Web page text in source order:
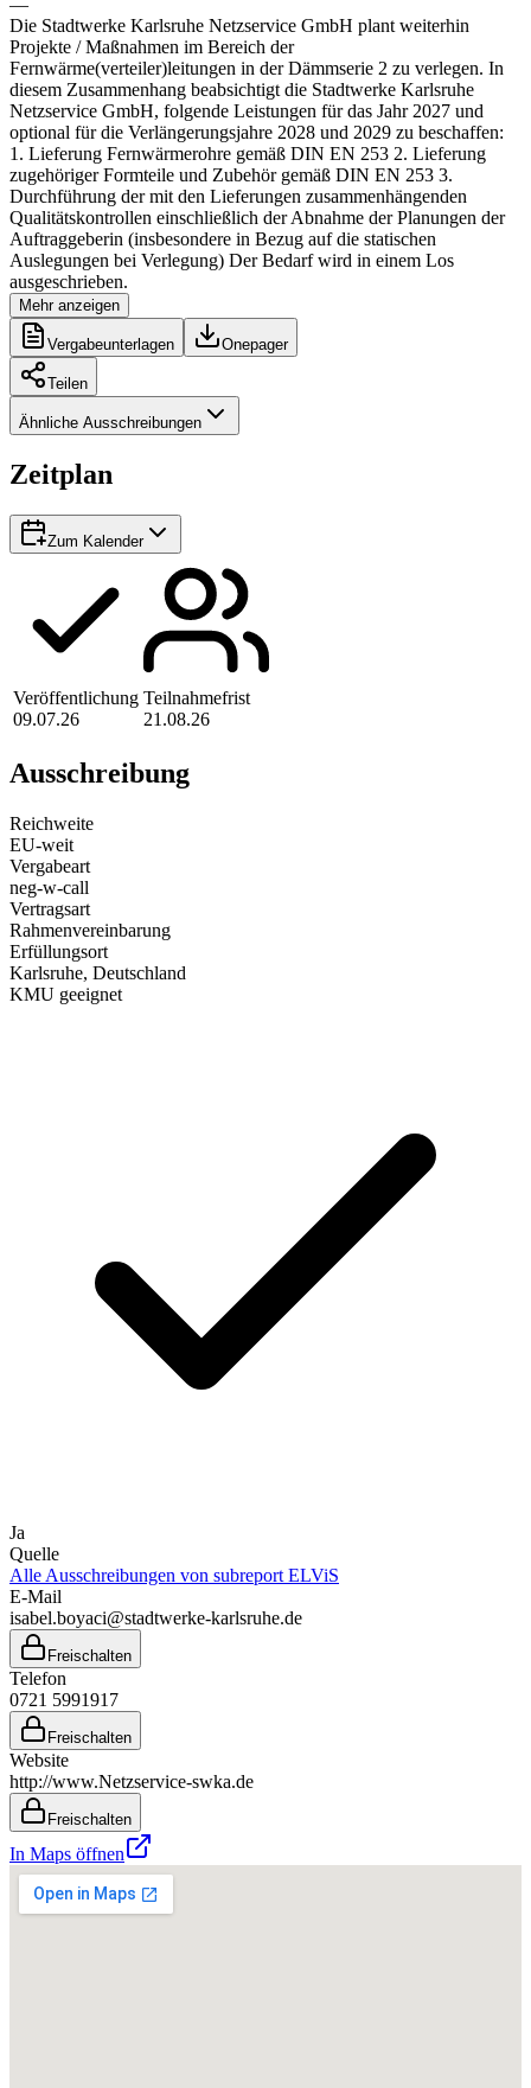
—
Die Stadtwerke Karlsruhe Netzservice GmbH plant weiterhin
Projekte / Maßnahmen im Bereich der
Fernwärme(verteiler)leitungen in der Dämmserie 2 zu verlegen. In
diesem Zusammenhang beabsichtigt die Stadtwerke Karlsruhe
Netzservice GmbH, folgende Leistungen für das Jahr 2027 und
optional für die Verlängerungsjahre 2028 und 2029 zu beschaffen:
1. Lieferung Fernwärmerohre gemäß DIN EN 253 2. Lieferung
zugehöriger Formteile und Zubehör gemäß DIN EN 253 3.
Durchführung der mit den Lieferungen zusammenhängenden
Qualitätskontrollen einschließlich der Abnahme der Planungen der
Auftraggeberin (insbesondere in Bezug auf die statischen
Auslegungen bei Verlegung) Der Bedarf wird in einem Los
ausgeschrieben.
Mehr anzeigen
Vergabeunterlagen Onepager
Teilen
Ähnliche Ausschreibungen
Zeitplan
Zum Kalender
Veröffentlichung
09.07.26
Teilnahmefrist
21.08.26
Ausschreibung
Reichweite
EU-weit
Vergabeart
neg-w-call
Vertragsart
Rahmenvereinbarung
Erfüllungsort
Karlsruhe, Deutschland
KMU geeignet
Ja
Quelle
Alle Ausschreibungen von subreport ELViS
E-Mail
isabel.boyaci@stadtwerke-karlsruhe.de
Freischalten
Telefon
0721 5991917
Freischalten
Website
http://www.Netzservice-swka.de
Freischalten
In Maps öffnen